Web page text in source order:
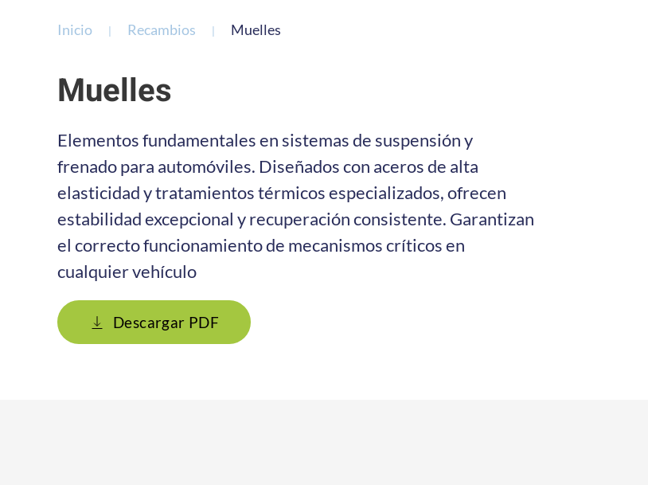
Inicio Recambios Muelles
Muelles
Elementos fundamentales en sistemas de suspensión y
frenado para automóviles. Diseñados con aceros de alta
elasticidad y tratamientos térmicos especializados, ofrecen
estabilidad excepcional y recuperación consistente. Garantizan
el correcto funcionamiento de mecanismos críticos en
cualquier vehículo
Descargar PDF